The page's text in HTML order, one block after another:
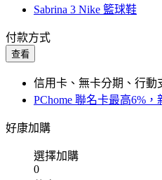
Sabrina 3 Nike 籃球鞋
付款方式
查看
信用卡、無卡分期、行動
PChome 聯名卡最高6%
好康加購
選擇加購
0